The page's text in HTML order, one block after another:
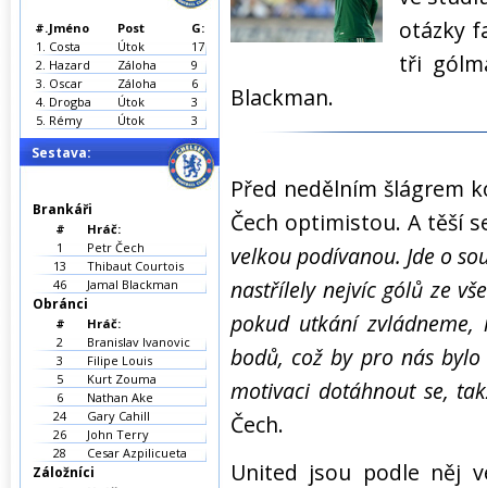
otázky
tři
Blackman.
Před nedělním šlágrem
Čech optimistou. A těší
velkou podívanou. Jde o
nastřílely nejvíc gólů ze
pokud utkání
bodů, což by pro nás
motivaci dotáhnout se,
Čech.
United jsou podle něj
#.Jméno Post
G:
1. Costa Útok
17
2. Hazard Záloha
9
3. Oscar Záloha
6
4. Drogba Útok
3
5. Rémy Útok 3
Sestava:
Brankáři
#
Hráč:
1
Petr Čech
13
Thibaut Courtois
46
Jamal Blackman
Obránci
#
Hráč:
2
Branislav Ivanovic
3
Filipe Louis
5
Kurt Zouma
6
Nathan Ake
24
Gary Cahill
26
John Terry
28
Cesar Azpilicueta
Záložníci